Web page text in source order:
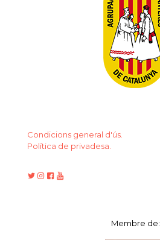
Condicions general d'ús.
Política de privadesa.
Membre de: